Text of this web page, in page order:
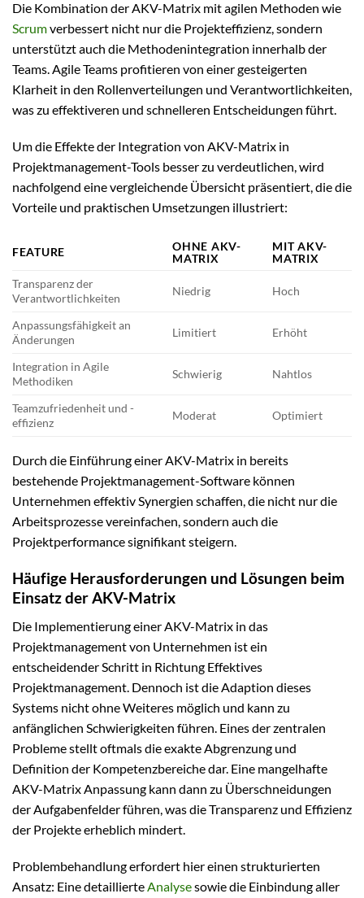
Die Kombination der AKV-Matrix mit agilen Methoden wie
Scrumverbessert nicht nur die Projekteffizienz, sondern
unterstützt auch die Methodenintegration innerhalb der
Teams. Agile Teams profitieren von einer gesteigerten
Klarheit in den Rollenverteilungen und Verantwortlichkeiten,
was zu effektiveren und schnelleren Entscheidungen führt.
Um die Effekte der Integration von AKV-Matrix in
Projektmanagement-Tools besser zu verdeutlichen, wird
nachfolgend eine vergleichende Übersicht präsentiert, die die
Vorteile und praktischen Umsetzungen illustriert:
FEATURE
OHNE AKV-
MATRIX
MIT AKV-
MATRIX
Transparenz der
Verantwortlichkeiten
Niedrig Hoch
Anpassungsfähigkeit an
Änderungen
Limitiert Erhöht
Integration in Agile
Methodiken
Schwierig Nahtlos
Teamzufriedenheit und -
effizienz
Moderat Optimiert
Durch die Einführung einer AKV-Matrix in bereits
bestehende Projektmanagement-Software können
Unternehmen effektiv Synergien schaffen, die nicht nur die
Arbeitsprozesse vereinfachen, sondern auch die
Projektperformance signifikant steigern.
Häufige Herausforderungen und Lösungen beim
Einsatz der AKV-Matrix
Die Implementierung einer AKV-Matrix in das
Projektmanagement von Unternehmen ist ein
entscheidender Schritt in Richtung Effektives
Projektmanagement. Dennoch ist die Adaption dieses
Systems nicht ohne Weiteres möglich und kann zu
anfänglichen Schwierigkeiten führen. Eines der zentralen
Probleme stellt oftmals die exakte Abgrenzung und
Definition der Kompetenzbereiche dar. Eine mangelhafte
AKV-Matrix Anpassung kann dann zu Überschneidungen
der Aufgabenfelder führen, was die Transparenz und Effizienz
der Projekte erheblich mindert.
Problembehandlung erfordert hier einen strukturierten
Ansatz: Eine detaillierteAnalysesowie die Einbindung aller